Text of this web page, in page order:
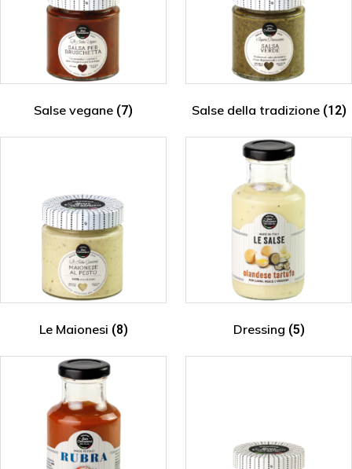
Salse vegane (7) Salse della tradizione (12)
Le Maionesi (8) Dressing (5)